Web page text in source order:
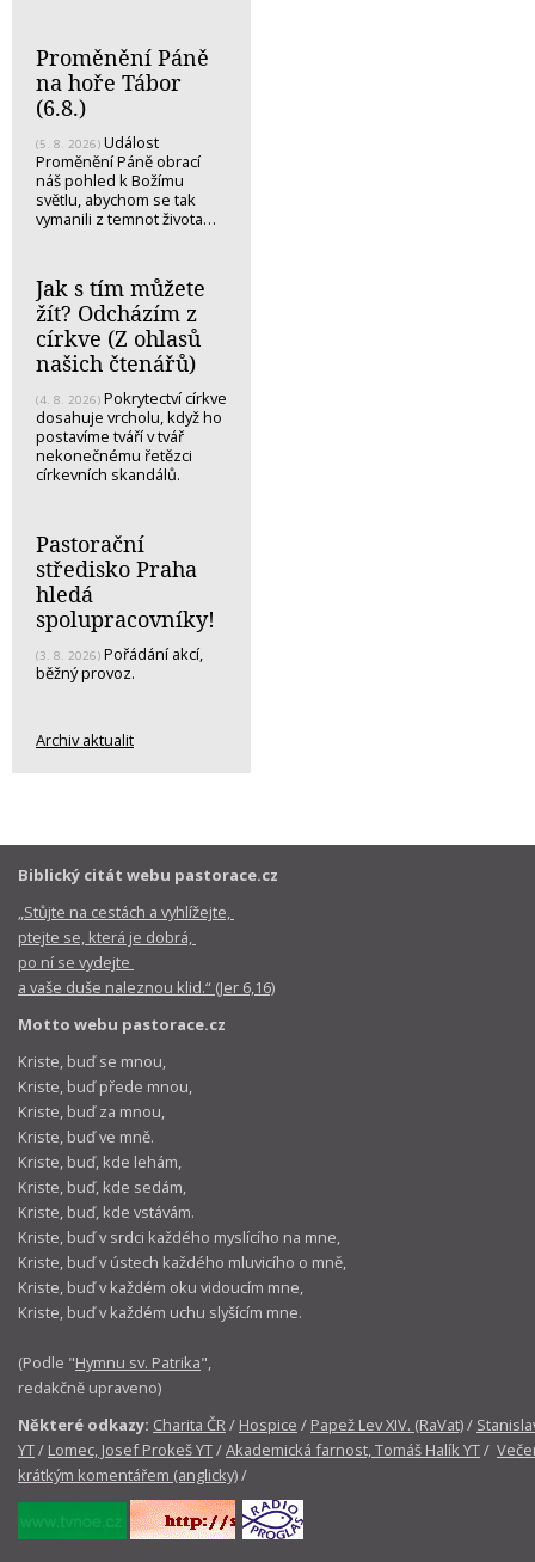
Proměnění Páně
na hoře Tábor
(6.8.)
(5. 8. 2026) Událost
Proměnění Páně obrací
náš pohled k Božímu
světlu, abychom se tak
vymanili z temnot života…
Jak s tím můžete
žít? Odcházím z
církve (Z ohlasů
našich čtenářů)
(4. 8. 2026) Pokrytectví církve
dosahuje vrcholu, když ho
postavíme tváří v tvář
nekonečnému řetězci
církevních skandálů.
Pastorační
středisko Praha
hledá
spolupracovníky!
(3. 8. 2026) Pořádání akcí,
běžný provoz.
Archiv aktualit
Biblický citát webu pastorace.cz
„Stůjte na cestách a vyhlížejte,
ptejte se, která je dobrá,
po ní se vydejte
a vaše duše naleznou klid.“ (Jer 6,16)
Motto webu pastorace.cz
Kriste, buď se mnou,
Kriste, buď přede mnou,
Kriste, buď za mnou,
Kriste, buď ve mně.
Kriste, buď, kde lehám,
Kriste, buď, kde sedám,
Kriste, buď, kde vstávám.
Kriste, buď v srdci každého myslícího na mne,
Kriste, buď v ústech každého mluvicího o mně,
Kriste, buď v každém oku vidoucím mne,
Kriste, buď v každém uchu slyšícím mne.
(Podle "Hymnu sv. Patrika",
redakčně upraveno)
Některé odkazy: Charita ČR/ Hospice / Papež Lev XIV. (RaVat)/
YT/ Lomec, Josef Prokeš YT/Akademická farnost, Tomáš Halík YT/
krátkým komentářem (anglicky)/